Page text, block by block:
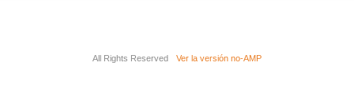
All Rights Reserved Ver la versión no-AMP